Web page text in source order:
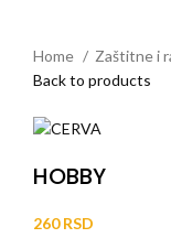
Home Zaštitne i
Back to products
HOBBY
RSD